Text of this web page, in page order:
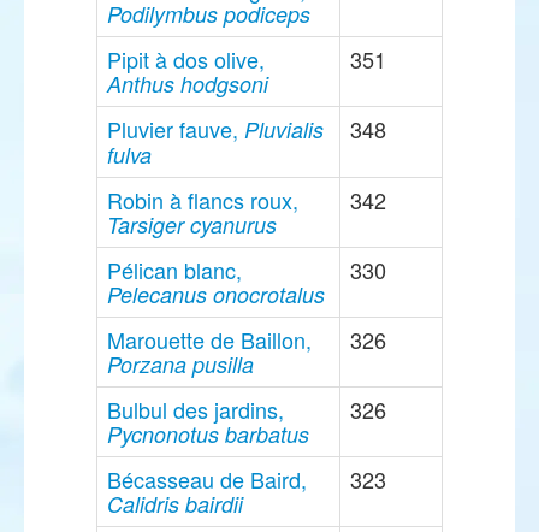
Podilymbus podiceps
Pipit à dos olive,
Anthus hodgsoni
351
Pluvier fauve, Pluvialis
fulva
348
Robin à flancs roux,
Tarsiger cyanurus
342
Pélican blanc,
Pelecanus onocrotalus
330
Marouette de Baillon,
Porzana pusilla
326
Bulbul des jardins,
Pycnonotus barbatus
326
Bécasseau de Baird,
Calidris bairdii
323